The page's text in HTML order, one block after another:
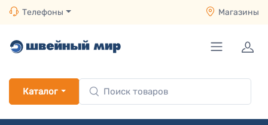
Телефоны Магазины
Каталог